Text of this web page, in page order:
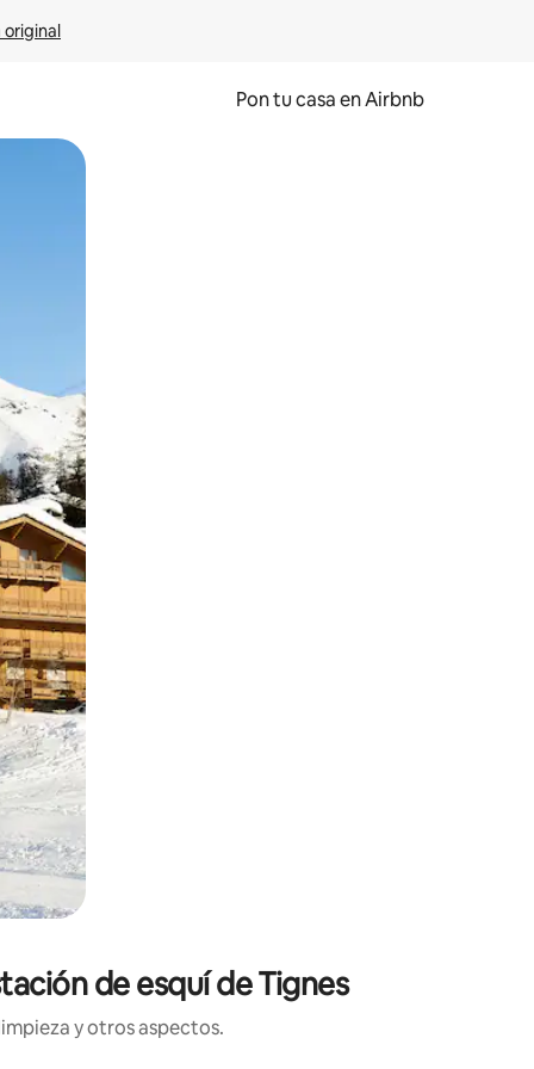
original
Pon tu casa en Airbnb
desliza el dedo.
de esquí de Tignes
y otros aspectos.